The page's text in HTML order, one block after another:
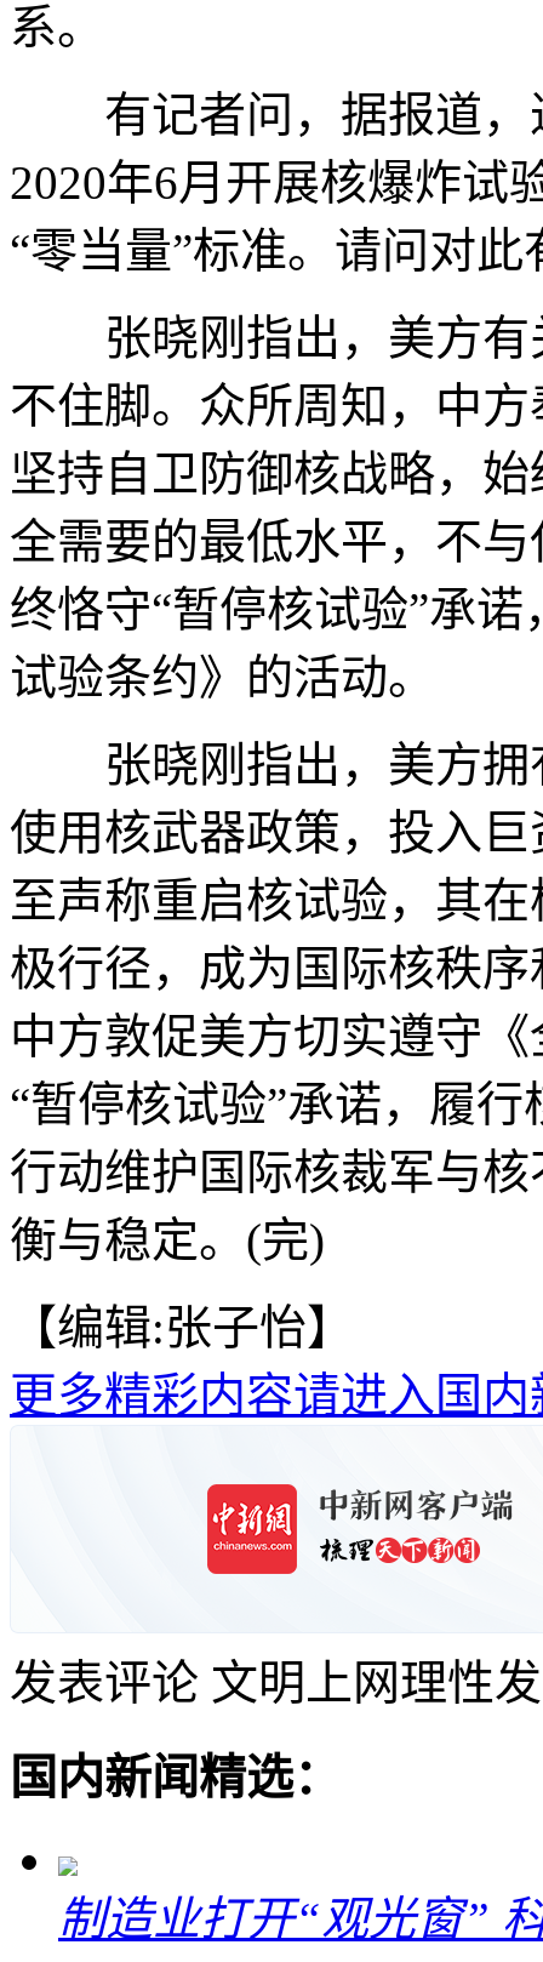
系。
有记者问，据报道，
2020年6月开展核爆炸试
“零当量”标准。请问对此
张晓刚指出，美方有
不住脚。众所周知，中
坚持自卫防御核战略，
全需要的最低水平，不
终恪守“暂停核试验”承
试验条约》的活动。
张晓刚指出，美方拥
使用核武器政策，投入
至声称重启核试验，其
极行径，成为国际核秩
中方敦促美方切实遵守
“暂停核试验”承诺，履
行动维护国际核裁军与
衡与稳定。(完)
【编辑:张子怡】
更多精彩内容请进入国内
发表评论 文明上网理性
国内新闻精选：
制造业打开“观光窗”